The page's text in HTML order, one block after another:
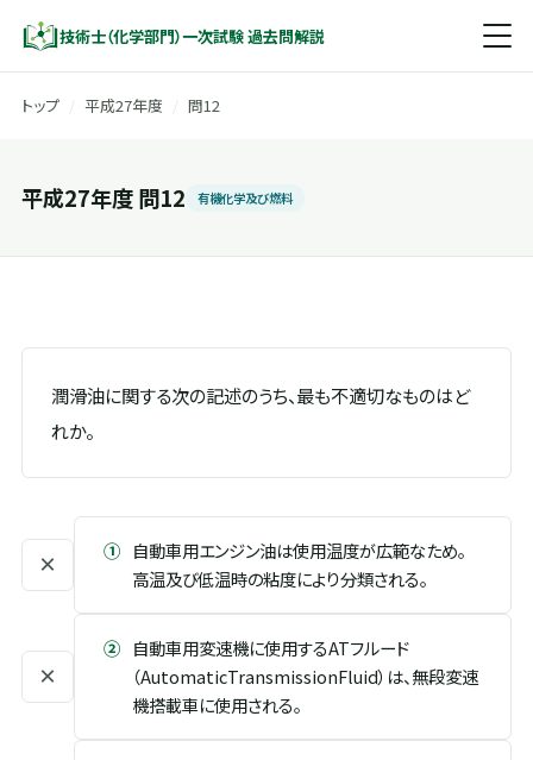
技術士（化学部門）一次試験 過去問解説
トップ 平成27年度 問12
平成27年度 問12 有機化学及び燃料
潤滑油に関する次の記述のうち、最も不適切なものはど
れか。
× ① 自動車用エンジン油は使用温度が広範なため。
高温及び低温時の粘度により分類される。
×
② 自動車用変速機に使用するATフルード
（AutomaticTransmissionFluid）は、無段変速
機搭載車に使用される。